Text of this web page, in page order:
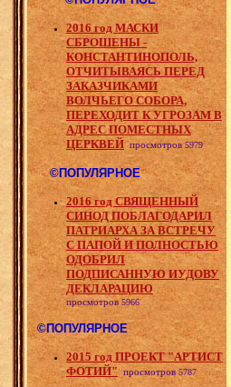
2016 год МАСКИ
СБРОШЕНЫ -
КОНСТАНТИНОПОЛЬ,
ОТЧИТЫВАЯСЬ ПЕРЕД
ЗАКАЗЧИКАМИ
ВОЛЧЬЕГО СОБОРА,
ПЕРЕХОДИТ К УГРОЗАМ В
АДРЕС ПОМЕСТНЫХ
ЦЕРКВЕЙ просмотров5979
©ПОПУЛЯРНОЕ
2016 год СВЯЩЕННЫЙ
СИНОД ПОБЛАГОДАРИЛ
ПАТРИАРХА ЗА ВСТРЕЧУ
С ПАПОЙ И ПОЛНОСТЬЮ
ОДОБРИЛ
ПОДПИСАННУЮ ИУДОВУ
ДЕКЛАРАЦИЮ
просмотров 5966
©ПОПУЛЯРНОЕ
2015 год ПРОЕКТ "АРТИСТ
ФОТИЙ" просмотров5787